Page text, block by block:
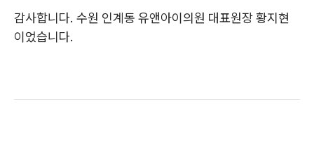
감사합니다. 수원 인계동 유앤아이의원 대표원장 황지현
이었습니다.